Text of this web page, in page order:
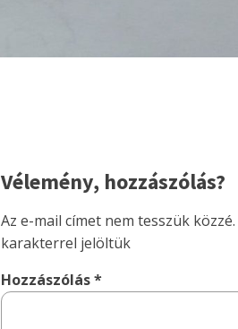
Vélemény, hozzászólás?
Az e-mail címet nem tesszük közzé.
karakterrel jelöltük
Hozzászólás*